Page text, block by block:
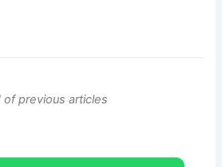
of previous articles